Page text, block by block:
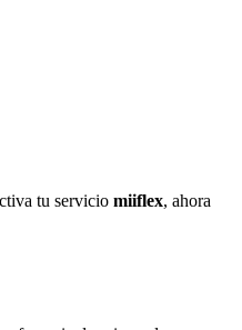
tu servicio miiflex, ahora